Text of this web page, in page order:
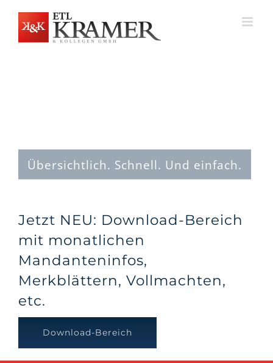
springen
Übersichtlich. Schnell. Und einfach.
Jetzt NEU: Download-Bereich
mit monatlichen
Mandanteninfos,
Merkblättern, Vollmachten,
etc.
Download-Bereich